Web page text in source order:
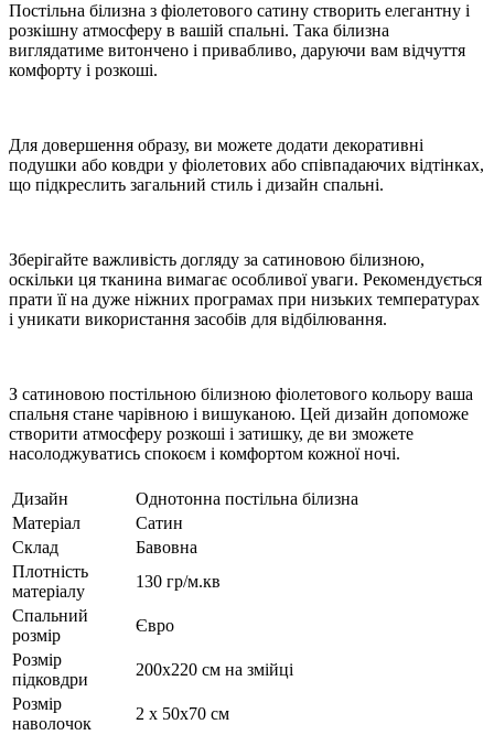
Постільна білизна з фіолетового сатину створить елегантну і
розкішну атмосферу в вашій спальні. Така білизна
виглядатиме витончено і привабливо, даруючи вам відчуття
комфорту і розкоші.
Для довершення образу, ви можете додати декоративні
подушки або ковдри у фіолетових або співпадаючих відтінках,
що підкреслить загальний стиль і дизайн спальні.
Зберігайте важливість догляду за сатиновою білизною,
оскільки ця тканина вимагає особливої уваги. Рекомендується
прати її на дуже ніжних програмах при низьких температурах
і уникати використання засобів для відбілювання.
З сатиновою постільною білизною фіолетового кольору ваша
спальня стане чарівною і вишуканою. Цей дизайн допоможе
створити атмосферу розкоші і затишку, де ви зможете
насолоджуватись спокоєм і комфортом кожної ночі.
Дизайн
Однотонна постільна білизна
Матеріал
Сатин
Склад
Бавовна
Плотність
матеріалу
130 гр/м.кв
Спальний
розмір
Євро
Розмір
підковдри
200х220 см на змійці
Розмір
наволочок
2 х 50х70 см